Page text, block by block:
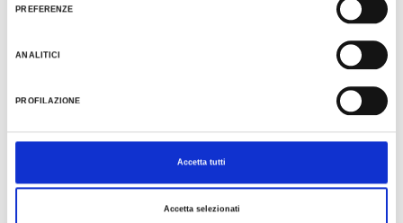
PREFERENZE
ANALITICI
PROFILAZIONE
Accetta tutti
Accetta selezionati
MAIN EVENTS
Im Mai findet zu Ehren der zarten Artischocke
"Moretto" die "Sagra del Carciofo Moretto" statt.
Bei diesem Fest kann man diese Spezialität an den
Ständen der lokalen Erzeuger kaufen und jede
Menge kulinarische Köstlichkeiten auf der Basis
dieser besonderen Artischocke probieren.